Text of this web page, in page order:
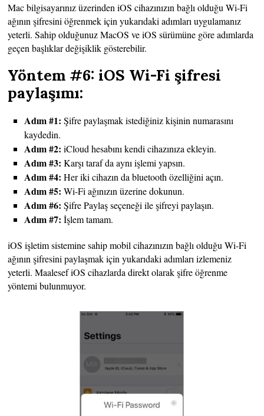
Mac bilgisayarınız üzerinden iOS cihazınızın bağlı olduğu Wi-Fi
ağının şifresini öğrenmek için yukarıdaki adımları uygulamanız
yeterli. Sahip olduğunuz MacOS ve iOS sürümüne göre adımlarda
geçen başlıklar değişiklik gösterebilir.
Yöntem #6: iOS Wi-Fi şifresi
paylaşımı:
Adım #1:Şifre paylaşmak istediğiniz kişinin numarasını
kaydedin.
Adım #2:iCloud hesabını kendi cihazınıza ekleyin.
Adım #3:Karşı taraf da aynı işlemi yapsın.
Adım #4:Her iki cihazın da bluetooth özelliğini açın.
Adım #5:Wi-Fi ağınızın üzerine dokunun.
Adım #6:Şifre Paylaş seçeneği ile şifreyi paylaşın.
Adım #7:İşlem tamam.
iOS işletim sistemine sahip mobil cihazınızın bağlı olduğu Wi-Fi
ağının şifresini paylaşmak için yukarıdaki adımları izlemeniz
yeterli. Maalesef iOS cihazlarda direkt olarak şifre öğrenme
yöntemi bulunmuyor.